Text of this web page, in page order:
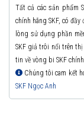
Tất cả các sản phẩm
chính hãng SKF, có
lòng sử dụng phần
SKF giả trôi nổi trên
tin về vòng bi SKF
Chúng tôi cam kết
SKF Ngọc Anh